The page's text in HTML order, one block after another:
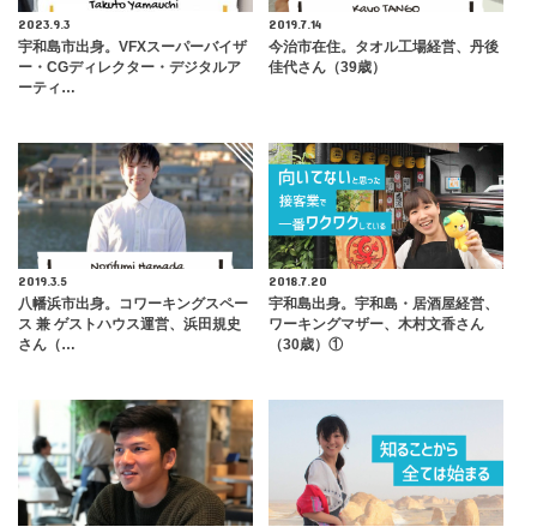
2023.9.3
宇和島市出身。VFXスーパーバイザ
ー・CGディレクター・デジタルア
ーティ…
2019.7.14
今治市在住。タオル工場経営、丹後
佳代さん（39歳）
2019.3.5
八幡浜市出身。コワーキングスペー
ス 兼 ゲストハウス運営、浜田規史
さん（…
2018.7.20
宇和島出身。宇和島・居酒屋経営、
ワーキングマザー、木村文香さん
（30歳）①